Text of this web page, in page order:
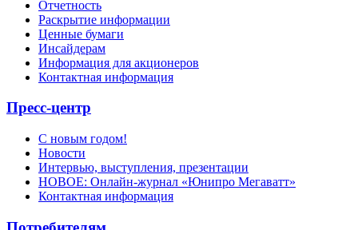
Отчетность
Раскрытие информации
Ценные бумаги
Инсайдерам
Информация для акционеров
Контактная информация
Пресс-центр
С новым годом!
Новости
Интервью, выступления, презентации
НОВОЕ: Онлайн-журнал «Юнипро Мегаватт»
Контактная информация